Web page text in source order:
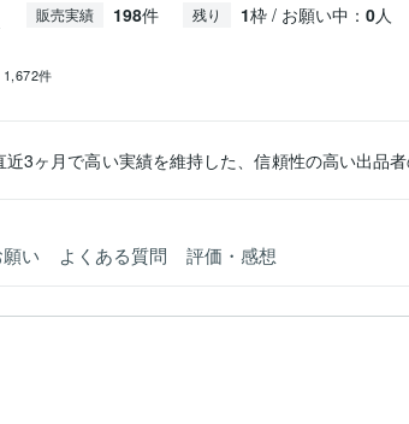
販売実績 198件 残り 1枠 / お願い中： 0人
1,672件
近3ヶ月で高い実績を維持した、信頼性の高い出品
い よくある質問 評価・感想